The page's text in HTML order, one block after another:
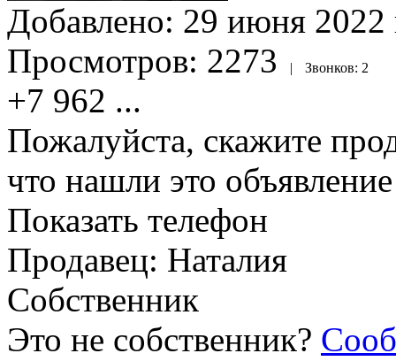
Добавлено: 29 июня 2022
Просмотров: 2273 | Звонков: 2
+7 962 ...
Пожалуйста, скажите
что нашли это
Показать телефон
Продавец: Наталия
Собственник
Это не собственник?